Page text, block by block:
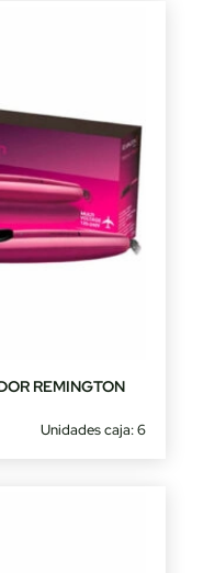
REMINGTON
Unidades caja: 6